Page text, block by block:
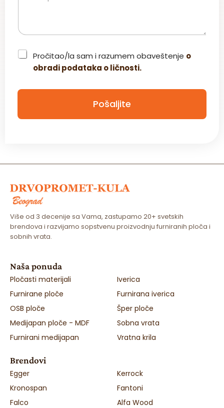
C
h
k
b
*
Pročitao/la sam i razumem obaveštenje o
obradi podataka o ličnosti.
Pošaljite
Više od 3 decenije sa Vama, zastupamo 20+ svetskih
brendova i razvijamo sopstvenu proizvodnju furniranih ploča i
sobnih vrata.
Naša ponuda
Pločasti materijali
Furnirane ploče
OSB ploče
Medijapan ploče - MDF
Furnirani medijapan
Iverica
Furnirana iverica
Šper ploče
Sobna vrata
Vratna krila
Brendovi
Egger
Kronospan
Falco
Kerrock
Fantoni
Alfa Wood